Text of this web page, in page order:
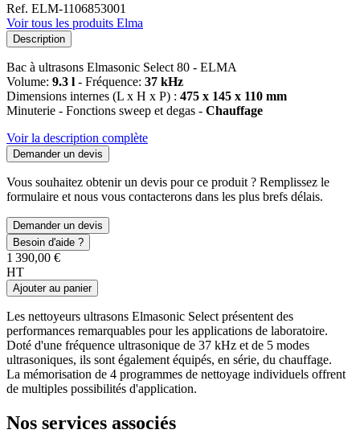
Ref. ELM-1106853001
Voir tous les produits Elma
Description
Bac à ultrasons Elmasonic Select 80 - ELMA
Volume: 9.3 l - Fréquence: 37 kHz
Dimensions internes (L x H x P) : 475 x 145 x 110 mm
Minuterie - Fonctions sweep et degas - Chauffage
Voir la description complète
Demander un devis
Vous souhaitez obtenir un devis pour ce produit ? Remplissez le
formulaire et nous vous contacterons dans les plus brefs délais.
Demander un devis
Besoin d'aide ?
1 390,00 €
HT
Ajouter au panier
Les nettoyeurs ultrasons Elmasonic Select présentent des
performances remarquables pour les applications de laboratoire.
Doté d'une fréquence ultrasonique de 37 kHz et de 5 modes
ultrasoniques, ils sont également équipés, en série, du chauffage.
La mémorisation de 4 programmes de nettoyage individuels offrent
de multiples possibilités d'application.
Nos services associés